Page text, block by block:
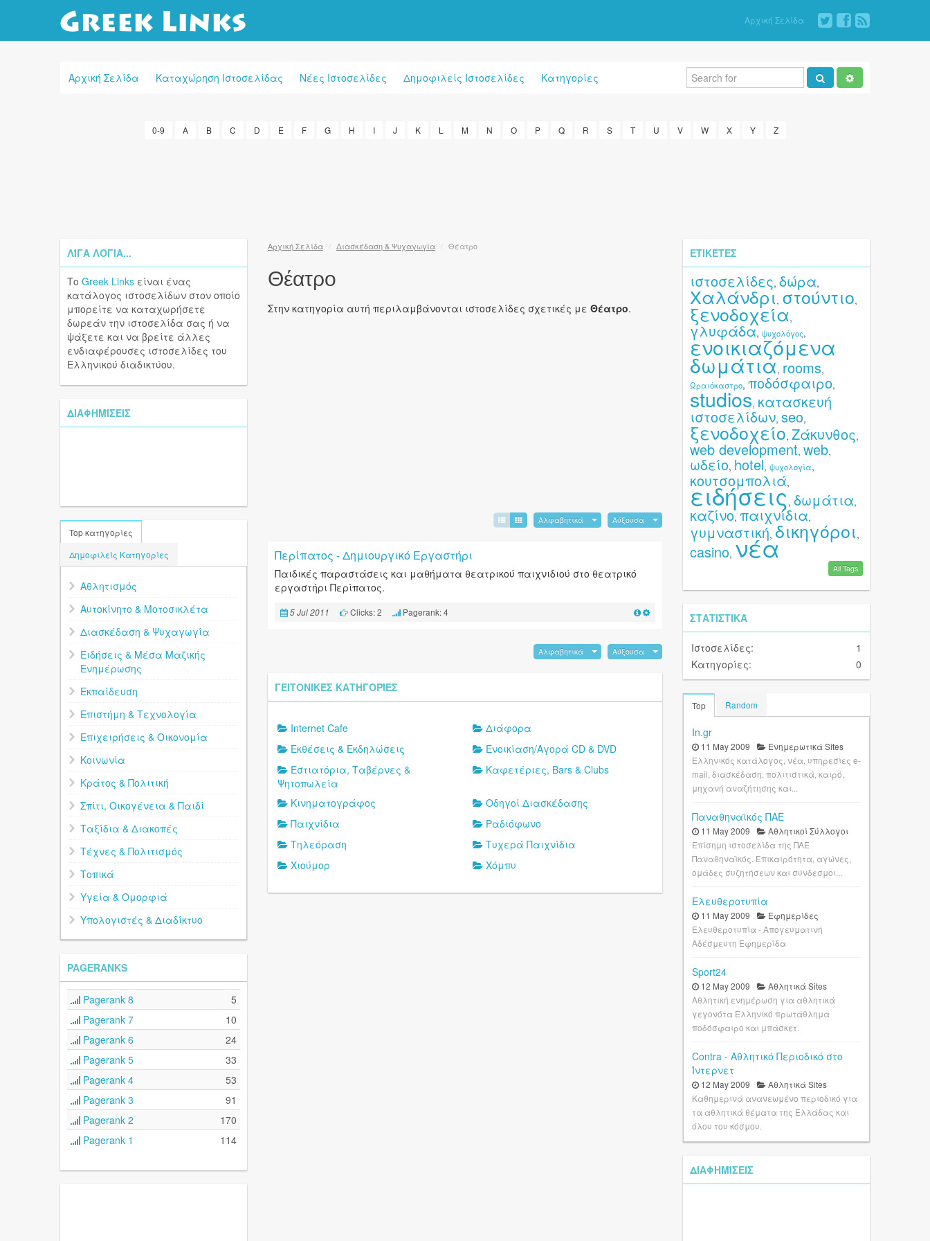
Αρχική Σελίδα
Αρχική Σελίδα Καταχώρηση Ιστοσελίδας Νέες Ιστοσελίδες Δημοφιλείς Ιστοσελίδες Κατηγορίες
0-9 A B C D E F G H I J K L M N O P Q R S T U V W X Y Z
ΛΊΓΑ ΛΌΓΙΑ...
Το Greek Links είναι ένας
κατάλογος ιστοσελίδων στον οποίο
μπορείτε να καταχωρήσετε
δωρεάν την ιστοσελίδα σας ή να
ψάξετε και να βρείτε άλλες
ενδιαφέρουσες ιστοσελίδες του
Ελληνικού διαδικτύου.
ΔΙΑΦΗΜΊΣΕΙΣ
Top κατηγορίες
Δημοφιλείς Κατηγορίες
Αθλητισμός
Αυτοκίνητο & Μοτοσικλέτα
Διασκέδαση & Ψυχαγωγία
Ειδήσεις & Μέσα Μαζικής
Ενημέρωσης
Εκπαίδευση
Επιστήμη & Τεχνολογία
Επιχειρήσεις & Οικονομία
Κοινωνία
Κράτος & Πολιτική
Σπίτι, Οικογένεια & Παιδί
Ταξίδια & Διακοπές
Τέχνες & Πολιτισμός
Τοπικά
Υγεία & Ομορφιά
Υπολογιστές & Διαδίκτυο
PAGERANKS
Pagerank 8
5
Pagerank 7
10
Pagerank 6
24
Pagerank 5
33
Pagerank 4
53
Pagerank 3
91
Pagerank 2
170
Pagerank 1
114
Αρχική Σελίδα / Διασκέδαση & Ψυχαγωγία / Θέατρο
Θέατρο
Στην κατηγορία αυτή περιλαμβάνονται ιστοσελίδες σχετικές με Θέατρο.
Αλφαβητικά Αύξουσα
Περίπατος - Δημιουργικό Εργαστήρι
Παιδικές παραστάσεις και μαθήματα θεατρικού παιχνιδιού στο θεατρικό
εργαστήρι Περίπατος.
5 Jul 2011 Clicks: 2 Pagerank: 4
Αλφαβητικά Αύξουσα
ΓΕΙΤΟΝΙΚΈΣ ΚΑΤΗΓΟΡΊΕΣ
Internet Cafe
Διάφορα
Εκθέσεις & Εκδηλώσεις
Ενοικίαση/Αγορά CD & DVD
Εστιατόρια, Ταβέρνες &
Ψητοπωλεία
Καφετέριες, Bars & Clubs
Κινηματογράφος
Οδηγοί Διασκέδασης
Παιχνίδια
Ραδιόφωνο
Τηλεόραση
Τυχερά Παιχνίδια
Χιούμορ
Χόμπυ
ΕΤΙΚΈΤΕΣ
ιστοσελίδες, δώρα,
Χαλάνδρι, στούντιο,
ξενοδοχεία,
γλυφάδα, ψυχολόγος,
ενοικιαζόμενα
δωμάτια, rooms,
Ωραιόκαστρο, ποδόσφαιρο,
studios, κατασκευή
ιστοσελίδων, seo,
ξενοδοχείο, Ζάκυνθος,
web development, web,
ωδείο, hotel, ψυχολογία,
κουτσομπολιά,
ειδήσεις, δωμάτια,
καζίνο, παιχνίδια,
γυμναστική, δικηγόροι,
casino, νέα
All Tags
ΣΤΑΤΙΣΤΙΚΆ
Ιστοσελίδες:
1
Κατηγορίες:
0
Top Random
In.gr
11 May 2009
Ενημερωτικά Sites
Ελληνικός κατάλογος, νέα, υπηρεσίες e-
mail, διασκέδαση, πολιτιστικά, καιρό,
μηχανή αναζήτησης και...
Παναθηναϊκός ΠΑΕ
11 May 2009
Αθλητικοί Σύλλογοι
Επίσημη ιστοσελίδα της ΠΑΕ
Παναθηναϊκός. Επικαιρότητα, αγώνες,
ομάδες συζητήσεων και σύνδεσμοι...
Ελευθεροτυπία
11 May 2009
Εφημερίδες
Ελευθεροτυπία - Απογευματινή
Αδέσμευτη Εφημερίδα
Sport24
12 May 2009
Αθλητικά Sites
Αθλητική ενημέρωση για αθλητικά
γεγονότα Ελληνικό πρωτάθλημα
ποδόσφαιρο και μπάσκετ.
Contra - Αθλητικό Περιοδικό στο
Ίντερνετ
12 May 2009
Αθλητικά Sites
Καθημερινά ανανεωμένο περιοδικό για
τα αθλητικά θέματα της Ελλάδας και
όλου του κόσμου.
ΔΙΑΦΗΜΊΣΕΙΣ